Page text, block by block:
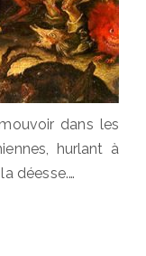
dans les
hurlant à
déesse.…